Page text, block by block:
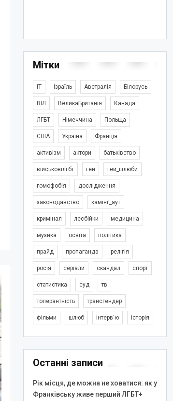
Мітки
IT Ізраїль Австралія Білорусь
ВІЛ ВеликаБританія Канада
ЛГБТ Німеччина Польща
США Україна Франція
активізм актори батьківство
військовілгбт гей гей_шлюби
гомофобія дослідження
законодавство камінґ_аут
кримінал лесбійки медицина
музика освіта політика
прайд пропаганда релігія
росія серіали скандал спорт
статистика суд тв
толерантність трансгендер
фільми шлюб інтерв'ю історія
Останні записи
Рік місця, де можна не ховатися: як у
Франківську живе перший ЛГБТ+